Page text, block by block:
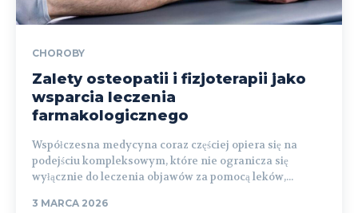
CHOROBY
Zalety osteopatii i fizjoterapii jako
wsparcia leczenia
farmakologicznego
Współczesna medycyna coraz częściej opiera się na
podejściu kompleksowym, które nie ogranicza się
wyłącznie do leczenia objawów za pomocą leków,...
3 MARCA 2026